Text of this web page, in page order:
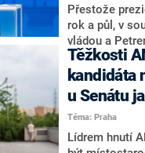
adresu vlády
vrátila k
hnutí Naše
Přestože
rok a půl, v
vládou a
tom, koho by
koalice.
jméno
bude znovu
Těžkosti
kandidáta
u Senátu
Téma: Praha
Lídrem hnutí